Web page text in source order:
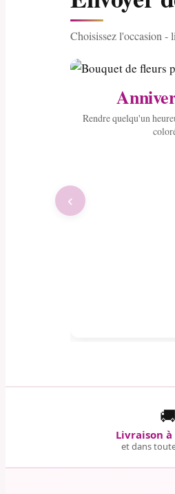
Choisissez l'occasion -
Rendre quelqu'un
‹
🚚
Livraison
et dans